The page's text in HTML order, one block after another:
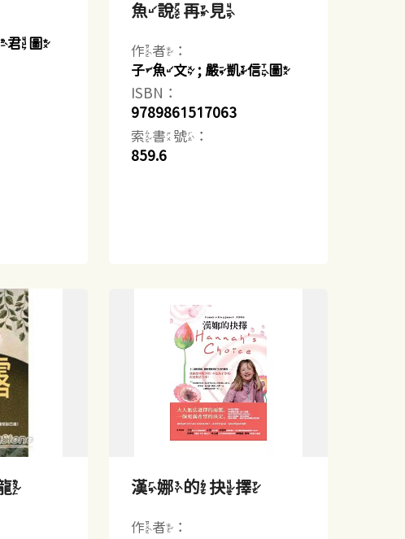
君圖
魚說再見
作者：
子魚文 ; 嚴凱信圖
ISBN：
9789861517063
索書號：
859.6
漢娜的抉擇
作者：